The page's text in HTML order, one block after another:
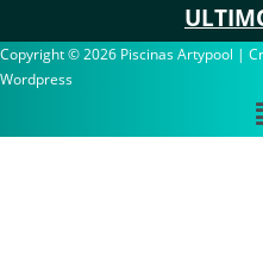
Copyright © 2026 Piscinas Artypool |
Wordpress